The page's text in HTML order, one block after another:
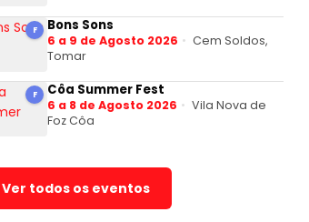
F Bons Sons
6 a 9 de Agosto 2026
Cem Soldos,
Tomar
F Côa Summer Fest
6 a 8 de Agosto 2026
Vila Nova de
Foz Côa
todos os eventos